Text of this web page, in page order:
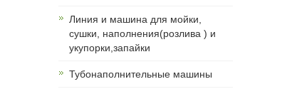
Линия и машина для мойки,
сушки, наполнения(розлива ) и
укупорки,запайки
Тубонаполнительные машины